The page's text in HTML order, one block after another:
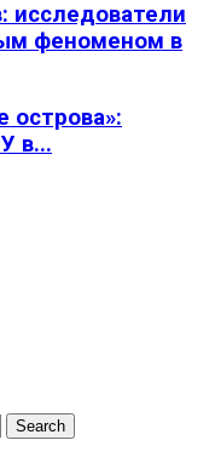
исследователи
феноменом в
острова»:
в...
Search